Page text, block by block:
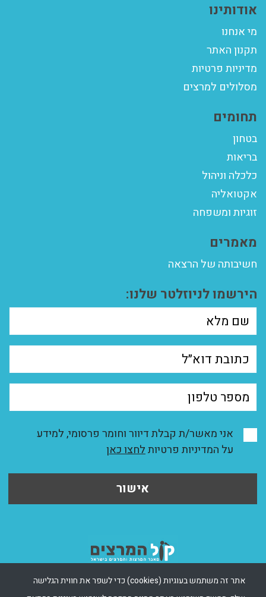
אודותינו
מי אנחנו
תקנון האתר
מדיניות פרטיות
מסלולים למרצים
תחומים
בטחון
בריאות
כלכלה וניהול
אקטואליה
זוגיות ומשפחה
מאמרים
חשיבותה של הרצאה
הירשמו לניוזלטר שלנו:
אני מאשר/ת קבלת דיוור וחומר פרסומי, למידע
על המדיניות פרטיותלחצו כאן
אישור
אתר זה משתמש בעוגיות (cookies) כדי לשפר את חווית הגלישה